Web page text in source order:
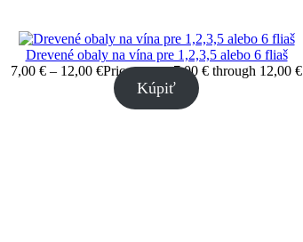
Drevené obaly na vína pre 1,2,3,5 alebo 6 fliaš
7,00 € – 12,00 €Price range: 7,00 € through 12,00 €
Kúpiť